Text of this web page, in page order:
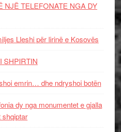
NJË TELEFONATE NGA DY
Lleshi për lirinë e Kosovës
SHPIRTIN
emrin… dhe ndryshoi botën
dy nga monumentet e gjalla
shqiptar